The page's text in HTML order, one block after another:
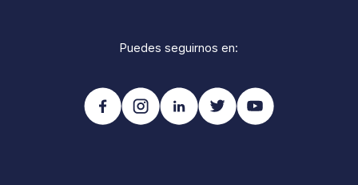
Puedes seguirnos en: